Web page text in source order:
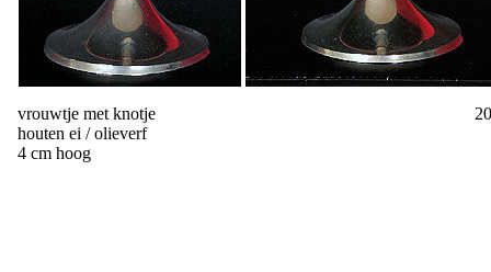
vrouwtje met knotje
houten ei / olieverf
4 cm hoog